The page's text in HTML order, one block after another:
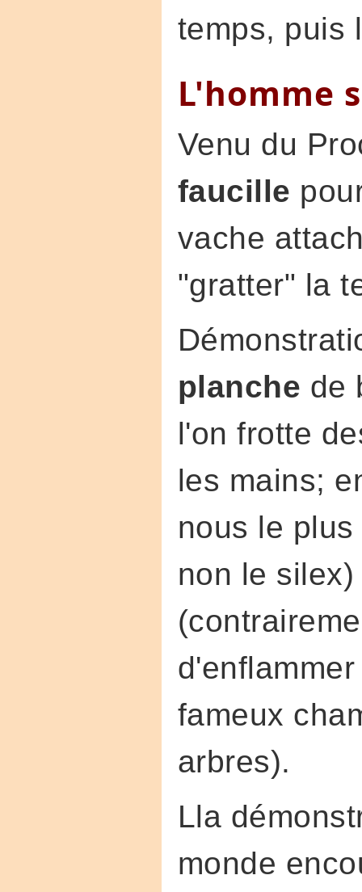
temps, puis
L'homme
Venu du
faucille
vache
"gratter" la
planche de
l'on frotte
les mains;
nous le
non le
fameux
arbres).
Lla
monde